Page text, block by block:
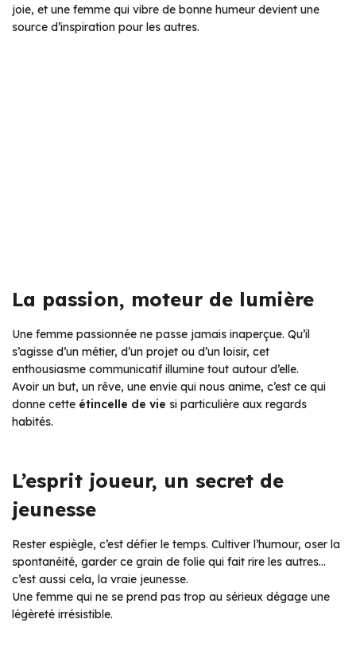
joie, et une femme qui vibre de bonne humeur devient une
source d’inspiration pour les autres.
La passion, moteur de lumière
Une femme passionnée ne passe jamais inaperçue. Qu’il
s’agisse d’un métier, d’un projet ou d’un loisir, cet
enthousiasme communicatif illumine tout autour d’elle.
Avoir un but, un rêve, une envie qui nous anime, c’est ce qui
donne cette étincelle de vie si particulière aux regards
habités.
L’esprit joueur, un secret de
jeunesse
Rester espiègle, c’est défier le temps. Cultiver l’humour, oser la
spontanéité, garder ce grain de folie qui fait rire les autres…
c’est aussi cela, la vraie jeunesse.
Une femme qui ne se prend pas trop au sérieux dégage une
légèreté irrésistible.